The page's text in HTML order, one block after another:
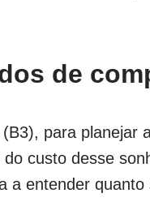
de
para planejar
custo desse
a entender